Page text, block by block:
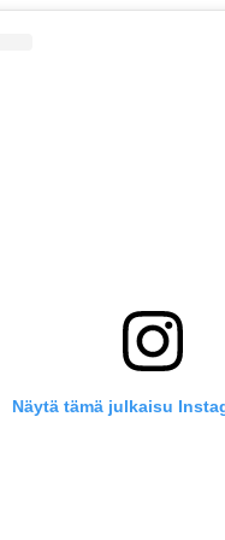
Näytä tämä julkaisu